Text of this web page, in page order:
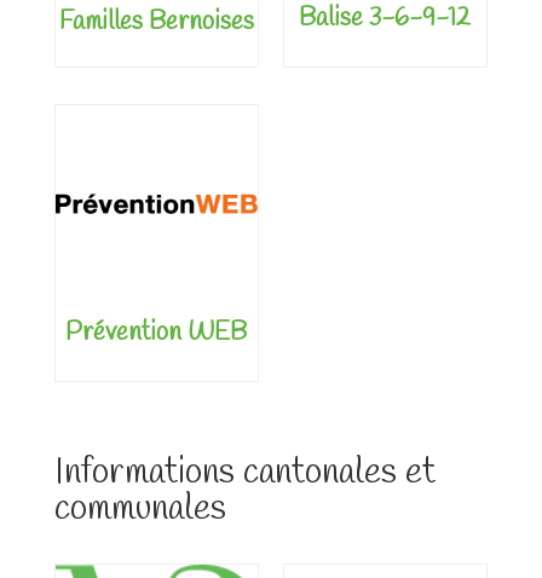
Familles Bernoises Balise 3-6-9-12
Prévention WEB
Informations cantonales et
communales